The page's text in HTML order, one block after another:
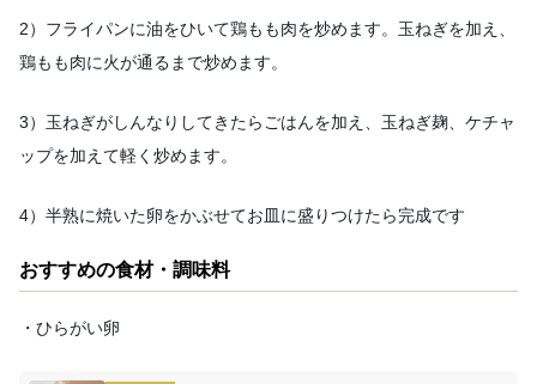
2）フライパンに油をひいて鶏もも肉を炒めます。玉ねぎを加え、
鶏もも肉に火が通るまで炒めます。
3）玉ねぎがしんなりしてきたらごはんを加え、玉ねぎ麹、ケチャ
ップを加えて軽く炒めます。
4）半熟に焼いた卵をかぶせてお皿に盛りつけたら完成です
おすすめの食材・調味料
・ひらがい卵